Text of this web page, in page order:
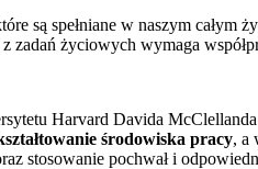
są spełniane w naszym całym
zadań życiowych wymaga
Harvard Davida
środowiska pracy, a
stosowanie pochwał i